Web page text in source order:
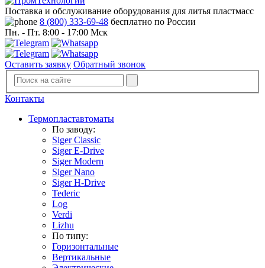
Поставка и обслуживание оборудования для литья пластмасс
8 (800) 333-69-48 бесплатно по России
Пн. - Пт. 8:00 - 17:00 Мск
Оставить заявку Обратный звонок
Контакты
Термопластавтоматы
По заводу:
Siger Classic
Siger E-Drive
Siger Modern
Siger Nano
Siger H-Drive
Tederic
Log
Verdi
Lizhu
По типу:
Горизонтальные
Вертикальные